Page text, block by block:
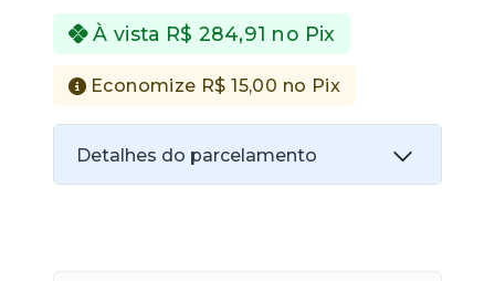
Total
quantidade
À vista R$284,91 no Pix
Economize R$15,00 no Pix
Detalhes do parcelamento